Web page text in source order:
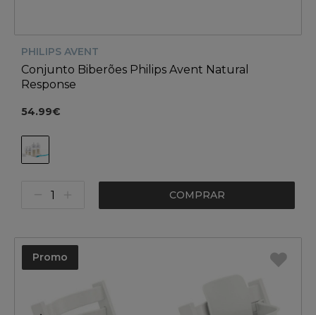
PHILIPS AVENT
Conjunto Biberões Philips Avent Natural
Response
54.99€
COMPRAR
Promo